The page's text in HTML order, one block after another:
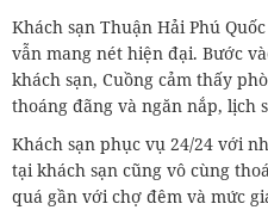
Khách sạn Thuận Hải Phú
vẫn mang nét hiện đại. Bước
khách sạn, Cuồng cảm thấy
thoáng đãng và ngăn nắp, lịch
Khách sạn phục vụ 24/24 với
tại khách sạn cũng vô cùng
quá gần với chợ đêm và mức